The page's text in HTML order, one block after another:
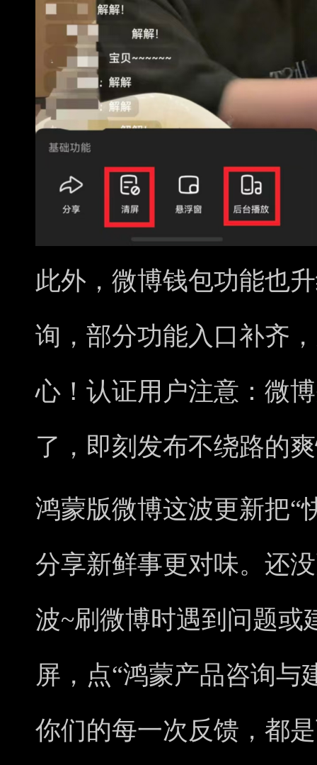
此外，微博钱包功能也
询，部分功能入口补齐
心！认证用户注意：微
了，即刻发布不绕路的
鸿蒙版微博这波更新把“
分享新鲜事更对味。还
波~刷微博时遇到问题或
屏，点“鸿蒙产品咨询与
你们的每一次反馈，都